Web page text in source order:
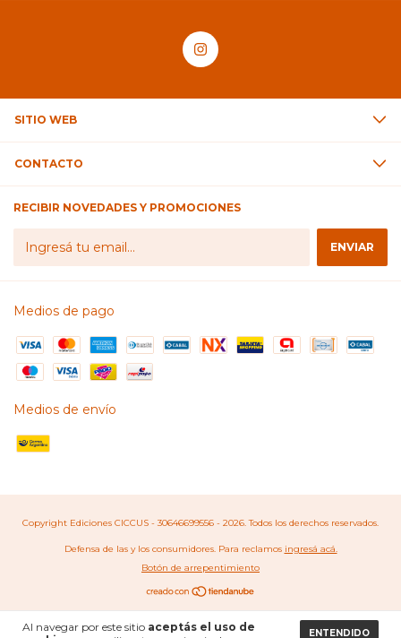
Al navegar por este sitio aceptás el uso de
ENTENDIDO
SITIO WEB
CONTACTO
RECIBIR NOVEDADES Y PROMOCIONES
Medios de pago
Medios de envío
Copyright Ediciones CICCUS - 30646699556 - 2026. Todos los derechos reservados.
Defensa de las y los consumidores. Para reclamos ingresá acá.
Botón de arrepentimiento